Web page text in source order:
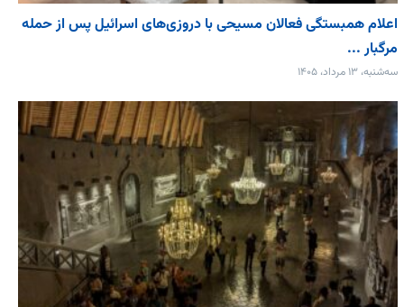
اعلام همبستگی فعالان مسیحی با دروزی‌های اسرائیل پس از حمله
مرگبار ...
سه‌شنبه، ۱۳ مرداد، ۱۴۰۵